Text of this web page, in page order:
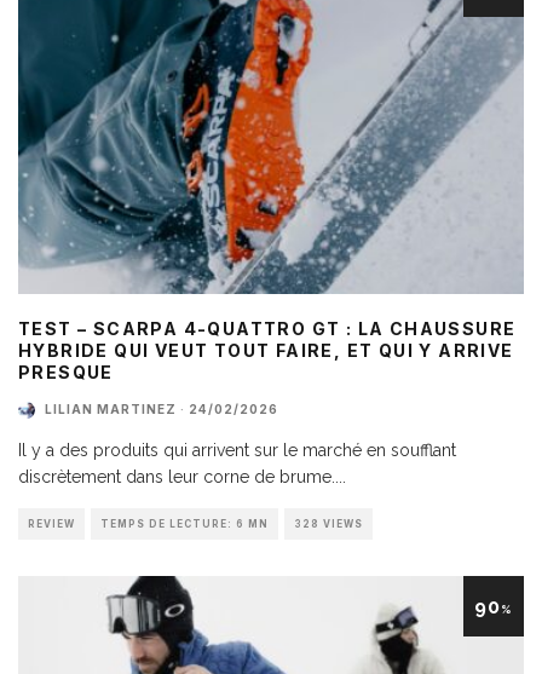
TEST – SCARPA 4-QUATTRO GT : LA CHAUSSURE
HYBRIDE QUI VEUT TOUT FAIRE, ET QUI Y ARRIVE
PRESQUE
LILIAN MARTINEZ · 24/02/2026
Il y a des produits qui arrivent sur le marché en soufflant
discrètement dans leur corne de brume.
REVIEW TEMPS DE LECTURE: 6 MN 328 VIEWS
90%